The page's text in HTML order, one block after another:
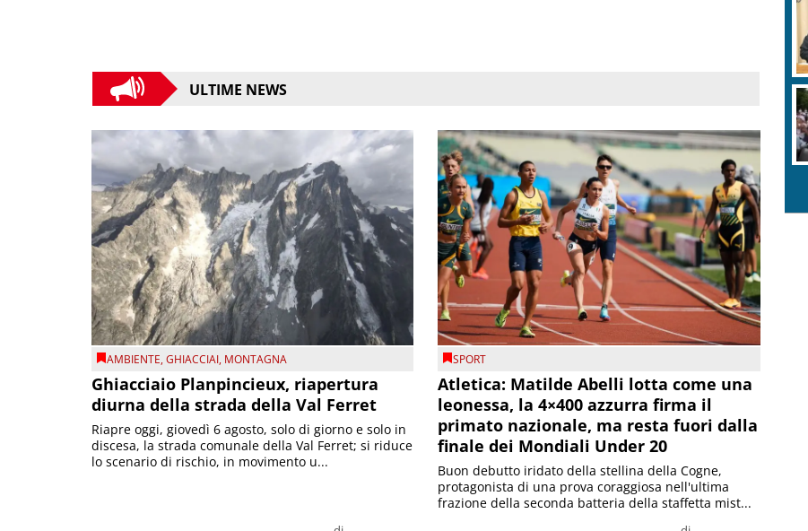
ULTIME NEWS
AMBIENTE,GHIACCIAI, MONTAGNA
Ghiacciaio Planpincieux, riapertura
diurna della strada della Val Ferret
Riapre oggi, giovedì 6 agosto, solo di giorno e solo in
discesa, la strada comunale della Val Ferret; si riduce
lo scenario di rischio, in movimento u...
SPORT
Atletica: Matilde Abelli lotta come una
leonessa, la 4×400 azzurra firma il
primato nazionale, ma resta fuori dalla
finale dei Mondiali Under 20
Buon debutto iridato della stellina della Cogne,
protagonista di una prova coraggiosa nell'ultima
frazione della seconda batteria della staffetta mist...